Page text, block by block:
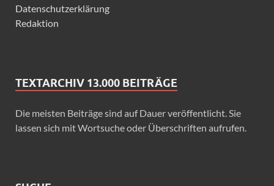
Datenschutzerklärung
Redaktion
TEXTARCHIV 13.000 BEITRÄGE
Die meisten Beiträge sind auf Dauer veröffentlicht. Sie
lassen sich mit Wortsuche oder Überschriften aufrufen.